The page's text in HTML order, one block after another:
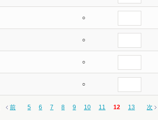
○
○
○
○
前 5 6 7 8 9 10 11 12 13 次